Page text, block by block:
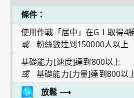
條件：
使用作戰「居中」在GⅠ取得4
或
粉絲數達到150000人以上
基礎能力[速度]達到800以上
或
基礎能力[力量]達到800以
放鬆 ⟶